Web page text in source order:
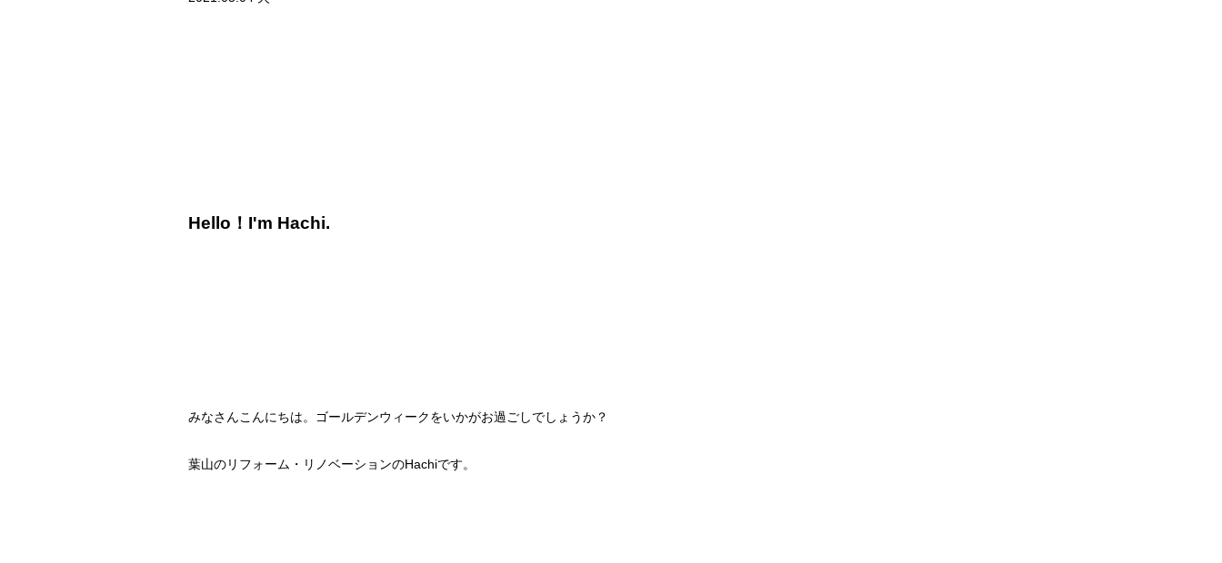
Hello！I'm Hachi.
みなさんこんにちは。ゴールデンウィークをいかがお過ごしでしょうか？
葉山のリフォーム・リノベーションのHachiです。